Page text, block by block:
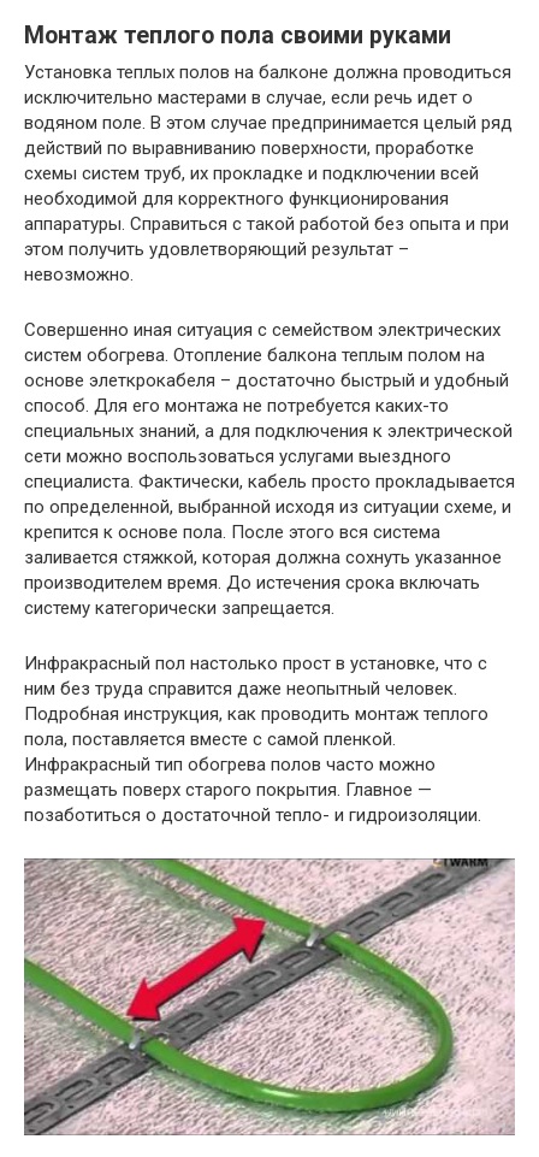
Монтаж теплого пола своими руками
Установка теплых полов на балконе должна проводиться
исключительно мастерами в случае, если речь идет о
водяном поле. В этом случае предпринимается целый ряд
действий по выравниванию поверхности, проработке
схемы систем труб, их прокладке и подключении всей
необходимой для корректного функционирования
аппаратуры. Справиться с такой работой без опыта и при
этом получить удовлетворяющий результат –
невозможно.
Совершенно иная ситуация с семейством электрических
систем обогрева. Отопление балкона теплым полом на
основе элеткрокабеля – достаточно быстрый и удобный
способ. Для его монтажа не потребуется каких-то
специальных знаний, а для подключения к электрической
сети можно воспользоваться услугами выездного
специалиста. Фактически, кабель просто прокладывается
по определенной, выбранной исходя из ситуации схеме, и
крепится к основе пола. После этого вся система
заливается стяжкой, которая должна сохнуть указанное
производителем время. До истечения срока включать
систему категорически запрещается.
Инфракрасный пол настолько прост в установке, что с
ним без труда справится даже неопытный человек.
Подробная инструкция, как проводить монтаж теплого
пола, поставляется вместе с самой пленкой.
Инфракрасный тип обогрева полов часто можно
размещать поверх старого покрытия. Главное —
позаботиться о достаточной тепло- и гидроизоляции.